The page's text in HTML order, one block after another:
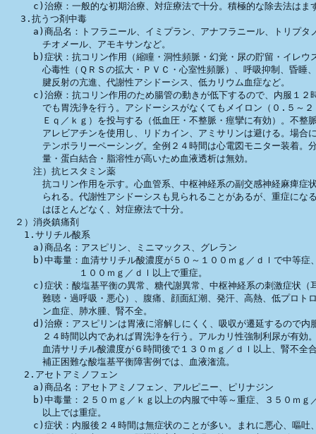
c)治療：一般的な初期治療、対症療法で十分。積極的な除去法はま
3.抗うつ剤中毒
a)商品名：トフラニール、イミプラン、アナフラニール、トリプタ
チオメール、アモキサンなど。
b)症状：抗コリン作用（縮瞳・洞性頻脈・幻覚・尿の貯留・イレウ
心毒性（ＱＲＳの拡大・ＰＶＣ・心室性頻脈）、呼吸抑制、昏睡
腱反射の亢進、代謝性アシドーシス、低カリウム血症など。
c)治療：抗コリン作用のため腸管の動きが低下するので、内服１２
でも胃洗浄を行う。アシドーシスがなくてもメイロン（０.５～
Ｅｑ／ｋｇ）を投与する（低血圧・不整脈・痙攣に有効）。不整
アレビアチンを使用し、リドカイン、アミサリンは避ける。場合
テンポラリーペーシング。全例２４時間は心電図モニター装着。
量・蛋白結合・脂溶性が高いため血液透析は無効。
注）抗ヒスタミン薬
抗コリン作用を示す。心血管系、中枢神経系の副交感神経麻痺症
られる。代謝性アシドーシスも見られることがあるが、重症にな
はほとんどなく、対症療法で十分。
２）消炎鎮痛剤
1.サリチル酸系
a)商品名：アスピリン、ミニマックス、グレラン
b)中毒量：血清サリチル酸濃度が５０～１００ｍｇ／ｄｌで中等症
１００ｍｇ／ｄｌ以上で重症。
c)症状：酸塩基平衡の異常、糖代謝異常、中枢神経系の刺激症状（
難聴・過呼吸・悪心）、腹痛、顔面紅潮、発汗、高熱、低プロト
ン血症、肺水腫、腎不全。
d)治療：アスピリンは胃液に溶解しにくく、吸収が遷延するので内
２４時間以内であれば胃洗浄を行う。アルカリ性強制利尿が有効
血清サリチル酸濃度が６時間後で１３０ｍｇ／ｄｌ以上、腎不全
補正困難な酸塩基平衡障害例では、血液潅流。
2.アセトアミノフェン
a)商品名：アセトアミノフェン、アルピニー、ピリナジン
b)中毒量：２５０ｍｇ／ｋｇ以上の内服で中等～重症、３５０ｍｇ
以上では重症。
c)症状：内服後２４時間は無症状のことが多い。まれに悪心、嘔吐